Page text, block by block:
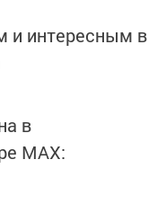
и интересным в
в
MАХ: